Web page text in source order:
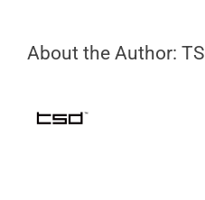
About the Author: